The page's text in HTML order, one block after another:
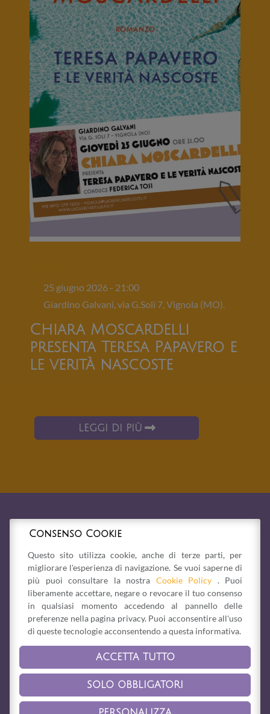
25 giugno 2026 - 21:00
Giardino Galvani, via G.Soli 7, Vignola (MO).
Chiara Moscardelli
presenta Teresa Papavero e
le verità nascoste
LEGGI DI PIÙ
Via Bonesi, 1/b -41058Vignola(MO)
Tel. 059 765125- vignola@laquerciadellelfo.it
Privacy Policy-Cookie Policy
Consenso Cookie
Questo sito utilizza cookie, anche di terze parti, per
migliorare l'esperienza di navigazione. Se vuoi saperne di
più puoi consultare la nostra Cookie Policy . Puoi
liberamente accettare, negare o revocare il tuo consenso
in qualsiasi momento accedendo al pannello delle
preferenze nella pagina privacy. Puoi acconsentire all'uso
di queste tecnologie acconsentendo a questa informativa.
ACCETTA TUTTO
SOLO OBBLIGATORI